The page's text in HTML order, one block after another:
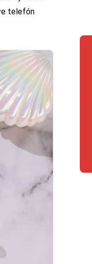
telefón